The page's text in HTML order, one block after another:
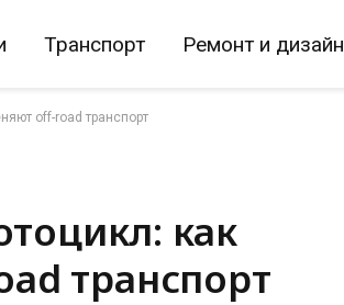
Транспорт Ремонт и дизайн
off-road транспорт
как
транспорт